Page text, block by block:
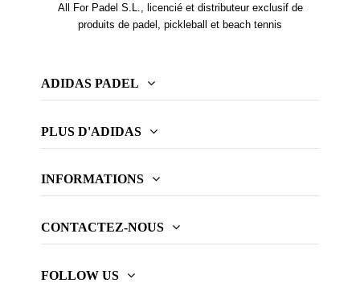
All For Padel S.L., licencié et distributeur exclusif de
produits de padel, pickleball et beach tennis
ADIDAS PADEL
PLUS D'ADIDAS
INFORMATIONS
CONTACTEZ-NOUS
FOLLOW US